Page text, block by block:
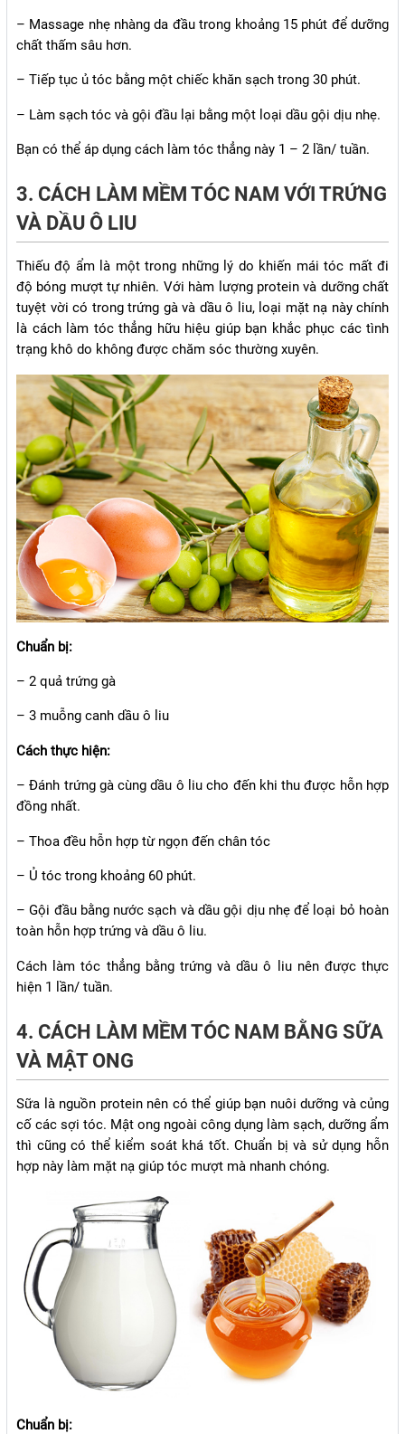
– Massage nhẹ nhàng da đầu trong khoảng 15 phút để dưỡng
chất thấm sâu hơn.
– Tiếp tục ủ tóc bằng một chiếc khăn sạch trong 30 phút.
– Làm sạch tóc và gội đầu lại bằng một loại dầu gội dịu nhẹ.
Bạn có thể áp dụng cách làm tóc thẳng này 1 – 2 lần/ tuần.
3. CÁCH LÀM MỀM TÓC NAM VỚI TRỨNG
VÀ DẦU Ô LIU
Thiếu độ ẩm là một trong những lý do khiến mái tóc mất đi
độ bóng mượt tự nhiên. Với hàm lượng protein và dưỡng chất
tuyệt vời có trong trứng gà và dầu ô liu, loại mặt nạ này chính
là cách làm tóc thẳng hữu hiệu giúp bạn khắc phục các tình
trạng khô do không được chăm sóc thường xuyên.
Chuẩn bị:
– 2 quả trứng gà
– 3 muỗng canh dầu ô liu
Cách thực hiện:
– Đánh trứng gà cùng dầu ô liu cho đến khi thu được hỗn hợp
đồng nhất.
– Thoa đều hỗn hợp từ ngọn đến chân tóc
– Ủ tóc trong khoảng 60 phút.
– Gội đầu bằng nước sạch và dầu gội dịu nhẹ để loại bỏ hoàn
toàn hỗn hợp trứng và dầu ô liu.
Cách làm tóc thẳng bằng trứng và dầu ô liu nên được thực
hiện 1 lần/ tuần.
4. CÁCH LÀM MỀM TÓC NAM BẰNG SỮA
VÀ MẬT ONG
Sữa là nguồn protein nên có thể giúp bạn nuôi dưỡng và củng
cố các sợi tóc. Mật ong ngoài công dụng làm sạch, dưỡng ẩm
thì cũng có thể kiểm soát khá tốt. Chuẩn bị và sử dụng hỗn
hợp này làm mặt nạ giúp tóc mượt mà nhanh chóng.
Chuẩn bị: